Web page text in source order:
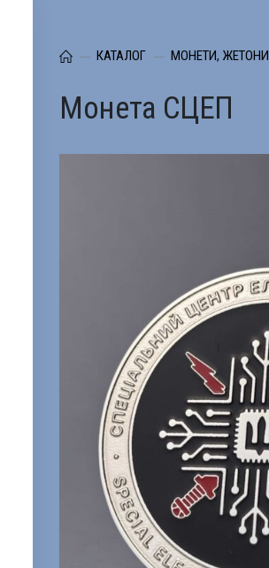
КАТАЛОГ МОНЕТИ, ЖЕТОНИ
Монета СЦЕП